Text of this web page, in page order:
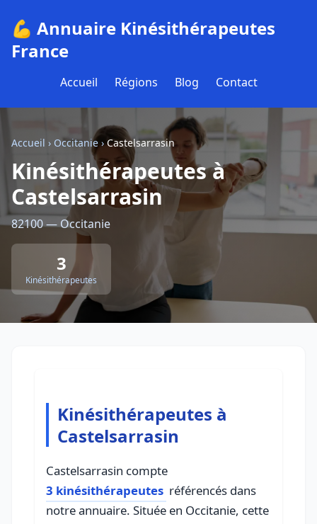
💪 Annuaire Kinésithérapeutes
France
Accueil Régions Blog Contact
Accueil › Occitanie›Castelsarrasin
Kinésithérapeutes à
Castelsarrasin
82100 — Occitanie
3
Kinésithérapeutes
Kinésithérapeutes à
Castelsarrasin
Castelsarrasin compte
3 kinésithérapeutes référencés dans
notre annuaire. Située en Occitanie, cette